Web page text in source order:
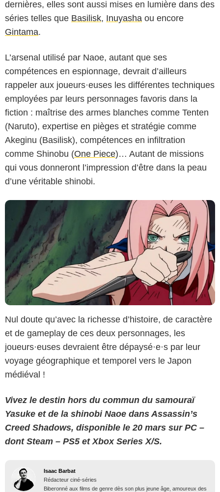
dernières, elles sont aussi mises en lumière dans des
séries telles que Basilisk, Inuyasha ou encore
Gintama.
L’arsenal utilisé par Naoe, autant que ses
compétences en espionnage, devrait d’ailleurs
rappeler aux joueurs·euses les différentes techniques
employées par leurs personnages favoris dans la
fiction : maîtrise des armes blanches comme Tenten
(Naruto), expertise en pièges et stratégie comme
Akeginu (Basilisk), compétences en infiltration
comme Shinobu (One Piece)… Autant de missions
qui vous donneront l’impression d’être dans la peau
d’une véritable shinobi.
©2002 MASASHI KISHIMOTO
Nul doute qu’avec la richesse d’histoire, de caractère
et de gameplay de ces deux personnages, les
joueurs·euses devraient être dépaysé·e·s par leur
voyage géographique et temporel vers le Japon
médiéval !
Vivez le destin hors du commun du samouraï
Yasuke et de la shinobi Naoe dans Assassin’s
Creed Shadows, disponible le 20 mars sur PC –
dont Steam – PS5 et Xbox Series X/S.
Isaac Barbat
Rédacteur ciné-séries
Biberonné aux films de genre dès son plus jeune âge, amoureux des